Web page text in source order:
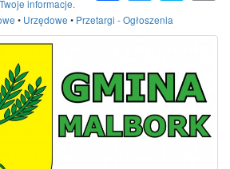
informacje.
• Urzędowe • Przetargi - Ogłoszenia